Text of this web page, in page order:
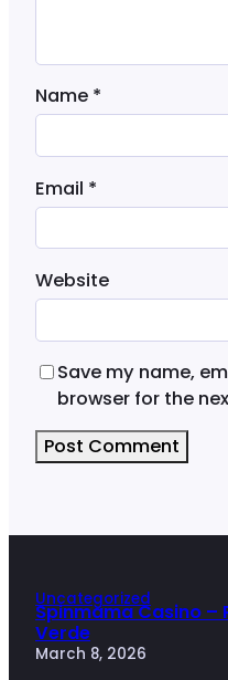
Name *
Email *
Website
Save my name,
browser for the
Uncategorized
Spinmama Casino –
Verde
March 8, 2026